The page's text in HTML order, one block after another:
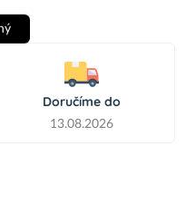
Doručíme do
13.08.2026